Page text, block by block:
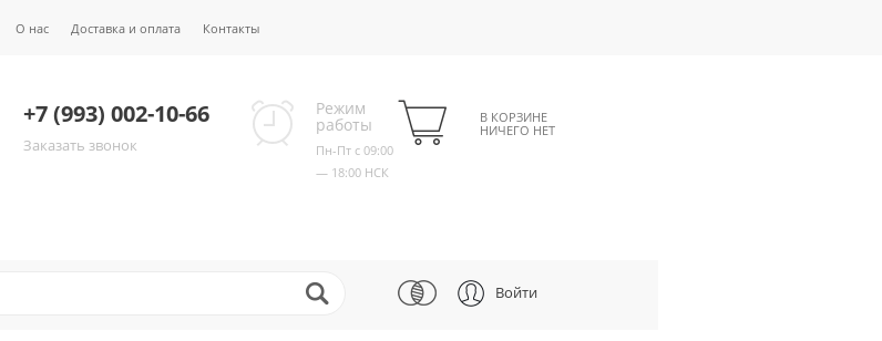
О нас Доставка и оплата Контакты
+7 (993) 002-10-66
Заказать звонок
Режим
работы
Пн-Пт с 09:00
— 18:00 НСК
В КОРЗИНЕ
НИЧЕГО НЕТ
Войти